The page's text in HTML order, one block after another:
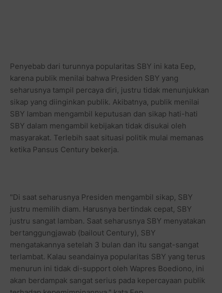
Penyebab dari turunnya popularitas SBY ini kata Eep,
karena publik menilai bahwa Presiden SBY yang
seharusnya tampil percaya diri, justru tidak menunjukkan
sikap yang diinginkan publik. Akibatnya, publik menilai
SBY lamban mengambil keputusan dan sikap hati-hati
SBY dalam mengambil kebijakan tidak disukai oleh
masyarakat. Terlebih saat situasi politik mulai memanas
ketika Pansus Century bekerja.
"Di saat seharusnya Presiden mengambil sikap, SBY
justru memilih diam. Harusnya bertindak cepat, SBY
justru sangat lamban. Saat seharusnya SBY menyatakan
bertanggungjawab (bailout Century), SBY
mengatakannya setelah 3 bulan dan itu sangat-sangat
terlambat. Kalau seandainya popularitas SBY yang terus
menurun ini tidak di-support oleh Wapres Boediono, ini
akan berdampak sangat serius pada kepercayaan publik